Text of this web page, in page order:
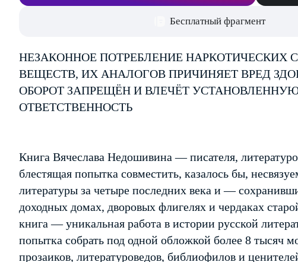
Бесплатный фрагмент
НЕЗАКОННОЕ ПОТРЕБЛЕНИЕ НАРКОТИЧЕСКИХ
ВЕЩЕСТВ, ИХ АНАЛОГОВ ПРИЧИНЯЕТ ВРЕД
ОБОРОТ ЗАПРЕЩЁН И ВЛЕЧЁТ
ОТВЕТСТВЕННОСТЬ
Книга Вячеслава Недошивина — писателя,
блестящая попытка совместить, казалось бы,
литературы за четыре последних века и —
доходных домах, дворовых флигелях и чердаках
книга — уникальная работа в истории русской
попытка собрать под одной обложкой более 8 тысяч
прозаиков, литературоведов, библиофилов и